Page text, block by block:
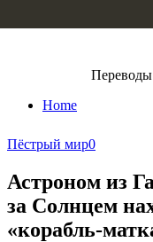
Переводы
Home
Пёстрый мир0
Астроном из
за Солнцем
«корабль-